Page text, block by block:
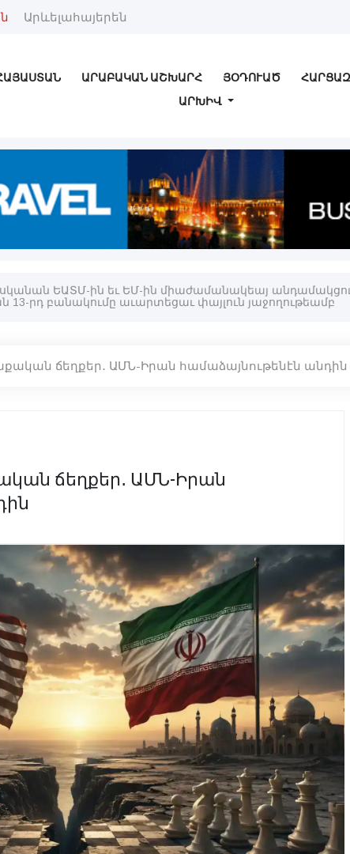
Արևելահայերեն
ԱՐԱԲԱԿԱՆ ԱՇԽԱՐՀ ՅՕԴՈՒԱԾ
ԱՐԽԻՎ
ԵԱՏՄ-ին եւ ԵՄ-ին միաժամանակեայ
ճեղքեր․ ԱՄՆ-Իրան համաձայնութենէն անդին
ճեղքեր․ ԱՄՆ-Իրան